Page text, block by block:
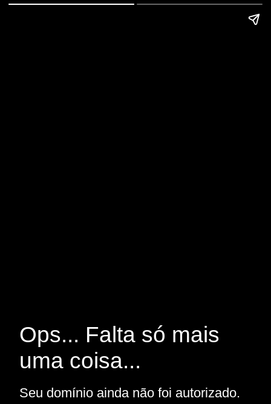
Ops... Falta só mais
uma coisa...
Seu domínio ainda não foi autorizado.